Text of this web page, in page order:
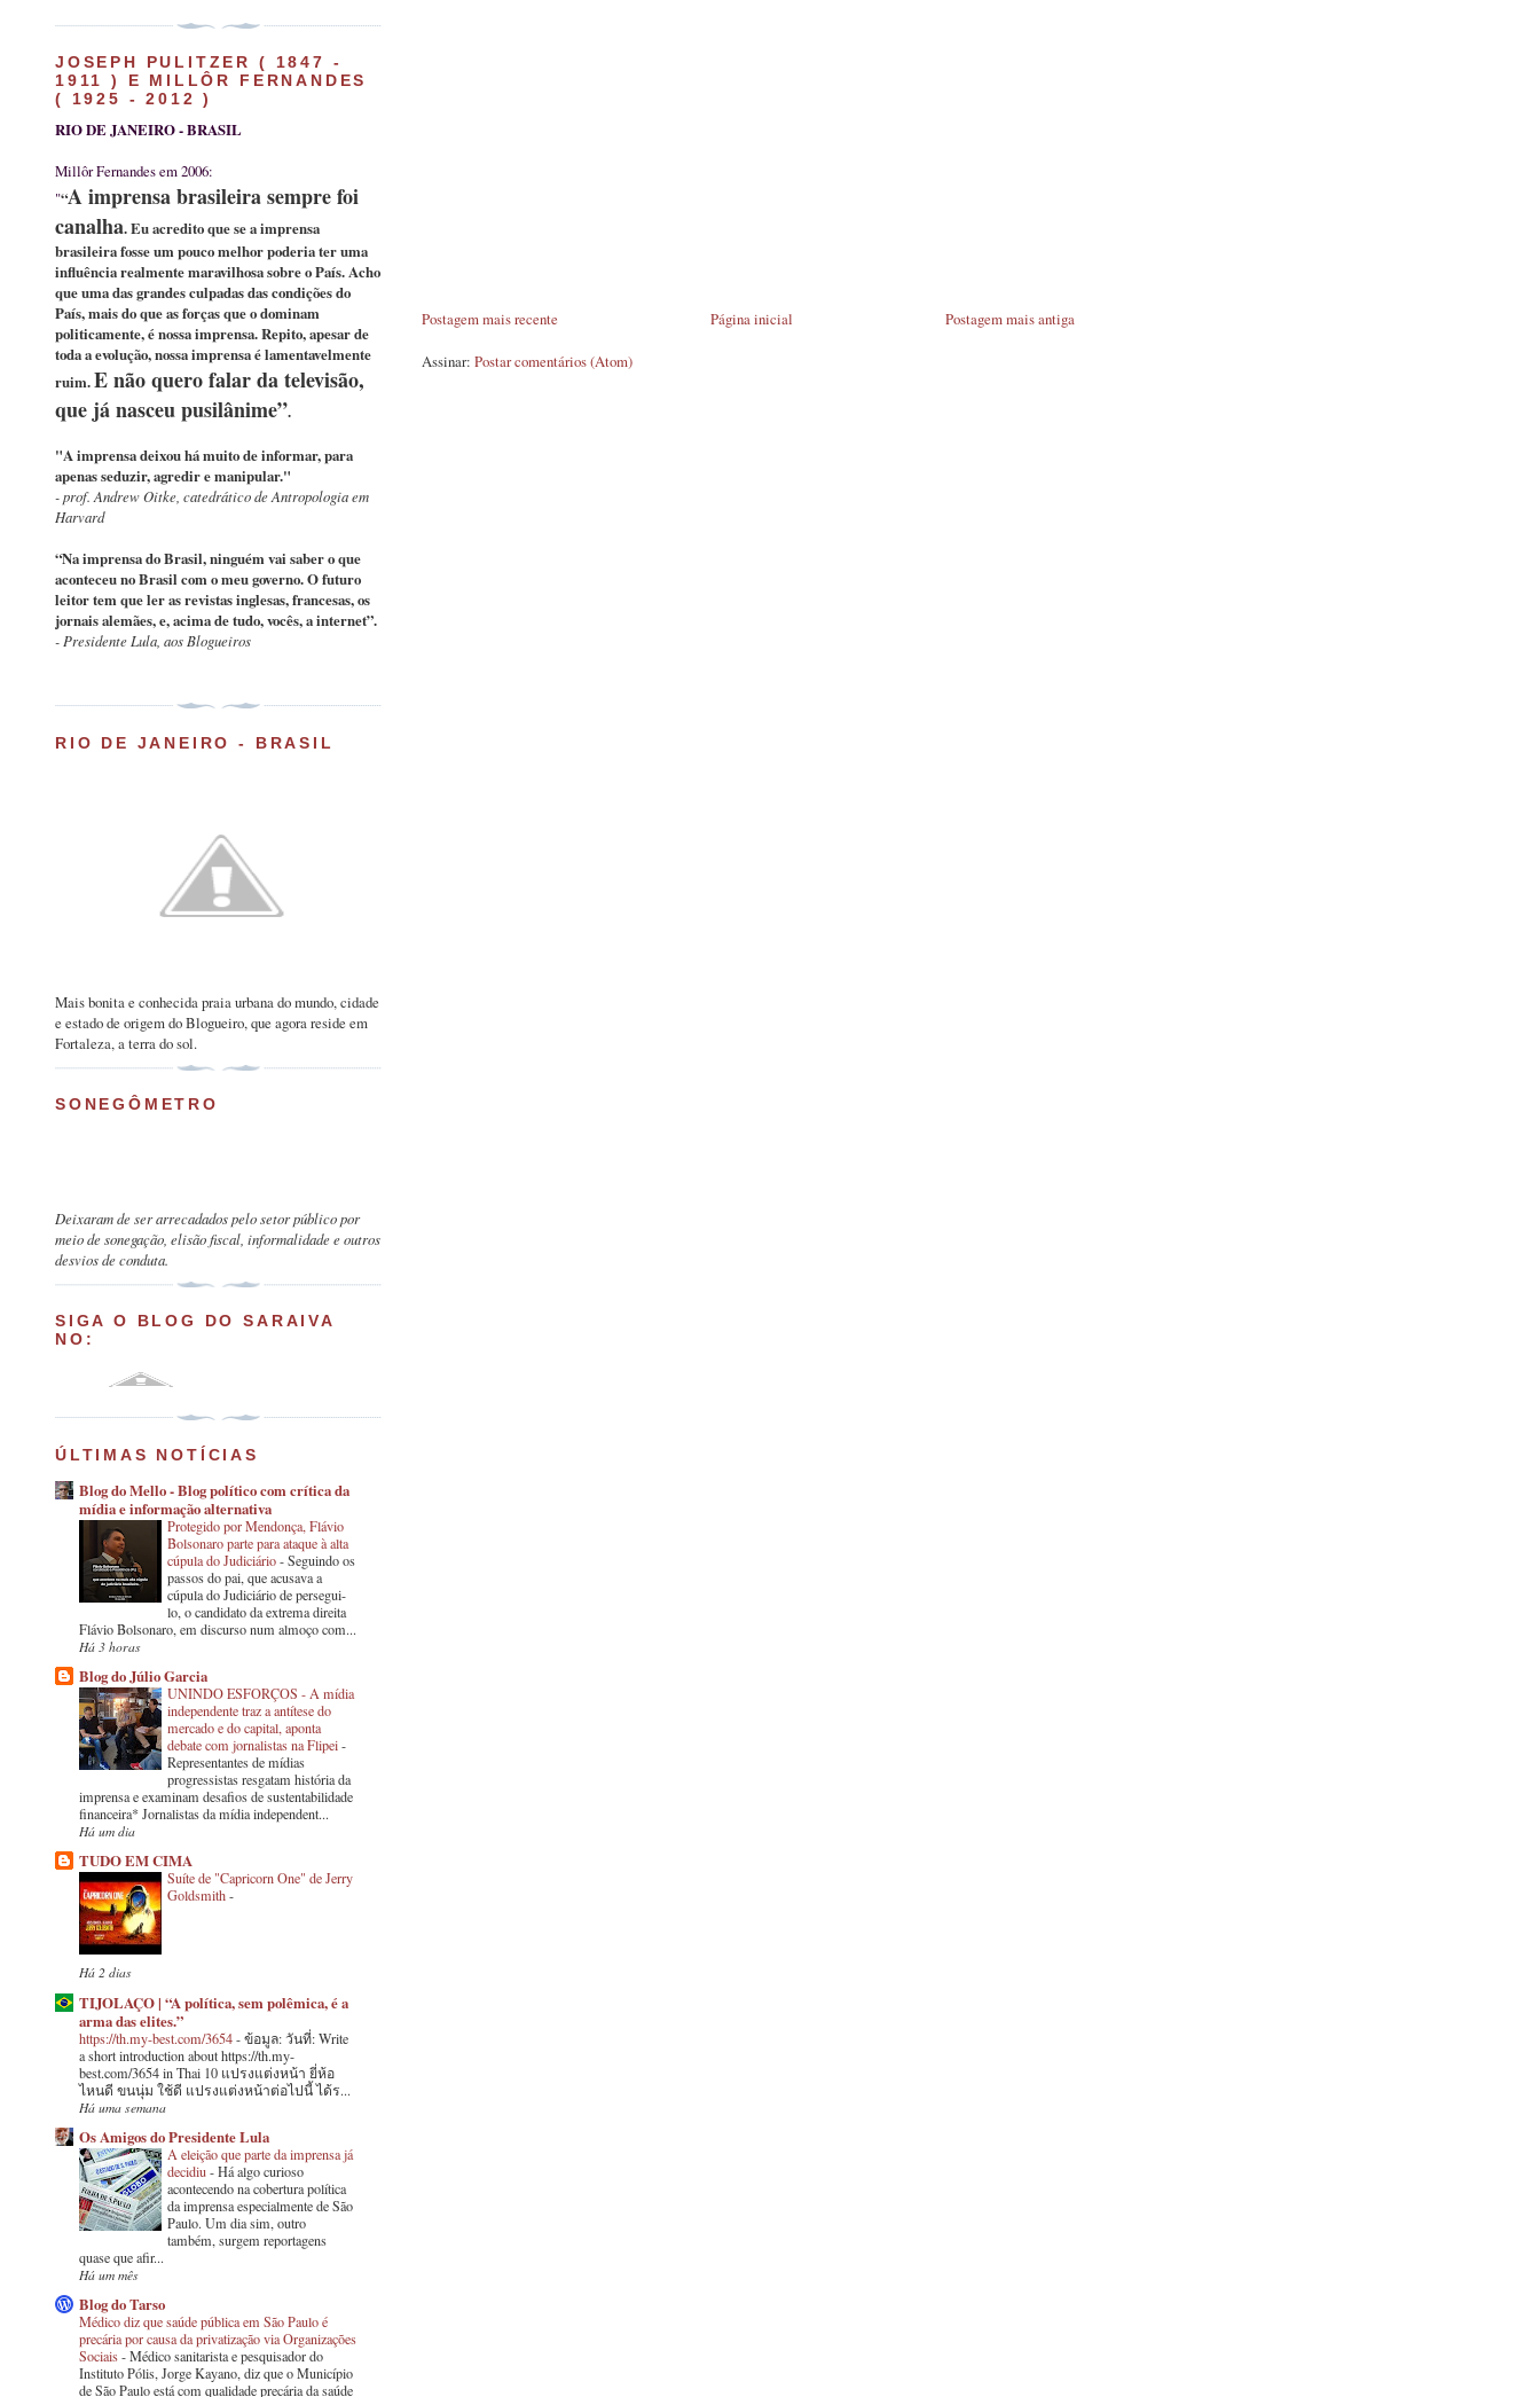
Postagem mais recente Postagem mais antiga
Página inicial
Assinar:Postar comentários (Atom)
JOSEPH PULITZER ( 1847 -
1911 ) E MILLÔR FERNANDES
( 1925 - 2012 )
RIO DE JANEIRO - BRASIL
Millôr Fernandes em 2006:
"“A imprensa brasileira sempre foi
canalha. Eu acredito que se a imprensa
brasileira fosse um pouco melhor poderia ter uma
influência realmente maravilhosa sobre o País. Acho
que uma das grandes culpadas das condições do
País, mais do que as forças que o dominam
politicamente, é nossa imprensa. Repito, apesar de
toda a evolução, nossa imprensa é lamentavelmente
ruim.E não quero falar da televisão,
que já nasceu pusilânime”.
"A imprensa deixou há muito de informar, para
apenas seduzir, agredir e manipular."
- prof. Andrew Oitke, catedrático de Antropologia em
Harvard
“Na imprensa do Brasil, ninguém vai saber o que
aconteceu no Brasil com o meu governo. O futuro
leitor tem que ler as revistas inglesas, francesas, os
jornais alemães, e, acima de tudo, vocês, a internet”.
- Presidente Lula, aos Blogueiros
RIO DE JANEIRO - BRASIL
Mais bonita e conhecida praia urbana do mundo, cidade
e estado de origem do Blogueiro, que agora reside em
Fortaleza, a terra do sol.
SONEGÔMETRO
Deixaram de ser arrecadados pelo setor público por
meio de sonegação, elisão fiscal, informalidade e outros
desvios de conduta.
SIGA O BLOG DO SARAIVA
NO:
ÚLTIMAS NOTÍCIAS
Blog do Mello - Blog político com crítica da
mídia e informação alternativa
Protegido por Mendonça, Flávio
Bolsonaro parte para ataque à alta
cúpula do Judiciário-Seguindo os
passos do pai, que acusava a
cúpula do Judiciário de persegui-
lo, o candidato da extrema direita
Flávio Bolsonaro, em discurso num almoço com...
Há 3 horas
Blog do Júlio Garcia
UNINDO ESFORÇOS - A mídia
independente traz a antítese do
mercado e do capital, aponta
debate com jornalistas na Flipei-
Representantes de mídias
progressistas resgatam história da
imprensa e examinam desafios de sustentabilidade
financeira* Jornalistas da mídia independent...
Há um dia
TUDO EM CIMA
Suíte de "Capricorn One" de Jerry
Goldsmith-
Há 2 dias
TIJOLAÇO | “A política, sem polêmica, é a
arma das elites.”
https://th.my-best.com/3654-ข้อมูล: วันที่: Write
a short introduction about https://th.my-
best.com/3654 in Thai 10 แปรงแต่งหน้า ยี่ห้อ
ไหนดี ขนนุ่ม ใช้ดี แปรงแต่งหน้าต่อไปนี้ ได้ร...
Há uma semana
Os Amigos do Presidente Lula
A eleição que parte da imprensa já
decidiu-Há algo curioso
acontecendo na cobertura política
da imprensa especialmente de São
Paulo. Um dia sim, outro
também, surgem reportagens
quase que afir...
Há um mês
Blog do Tarso
Médico diz que saúde pública em São Paulo é
precária por causa da privatização via Organizações
Sociais-Médico sanitarista e pesquisador do
Instituto Pólis, Jorge Kayano, diz que o Município
de São Paulo está com qualidade precária da saúde